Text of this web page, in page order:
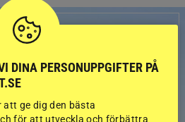
DINA PERSONUPPGIFTER PÅ
att ge dig den bästa
för att utveckla och förbättra